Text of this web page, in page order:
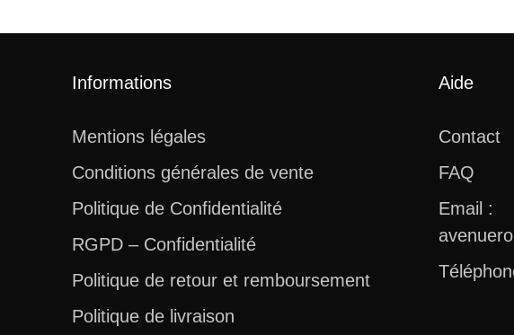
Informations
Mentions légales
Conditions générales de vente
Politique de Confidentialité
RGPD – Confidentialité
Politique de retour et remboursement
Politique de livraison
Aide
Contact
FAQ
Email :